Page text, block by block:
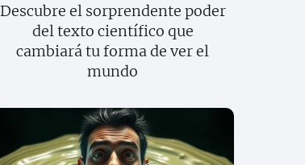
Descubre el sorprendente poder
del texto científico que
cambiará tu forma de ver el
mundo